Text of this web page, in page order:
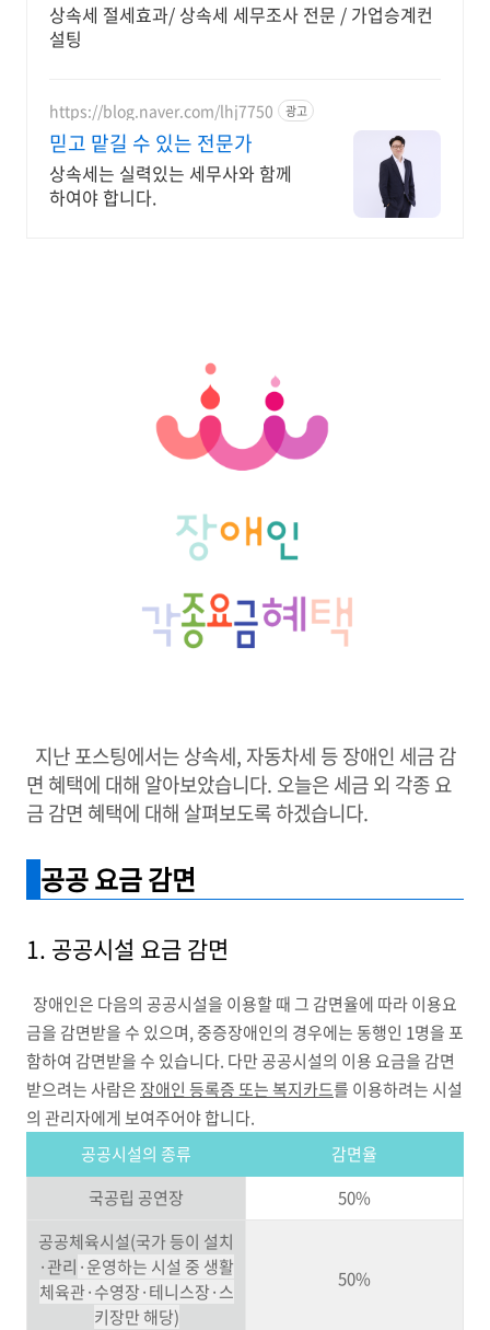
상속세 절세효과/ 상속세 세무조사 전문 / 가업승계컨
설팅
https://blog.naver.com/lhj7750 광고
믿고 맡길 수 있는 전문가
상속세는 실력있는 세무사와 함께
하여야 합니다.
지난 포스팅에서는 상속세, 자동차세 등 장애인 세금 감
면 혜택에 대해 알아보았습니다. 오늘은 세금 외 각종 요
금 감면 혜택에 대해 살펴보도록 하겠습니다.
공공 요금 감면
1. 공공시설 요금 감면
장애인은 다음의 공공시설을 이용할 때 그 감면율에 따라 이용요
금을 감면받을 수 있으며, 중증장애인의 경우에는 동행인 1명을 포
함하여 감면받을 수 있습니다. 다만 공공시설의 이용 요금을 감면
받으려는 사람은 장애인 등록증 또는 복지카드를 이용하려는 시설
의 관리자에게 보여주어야 합니다.
공공시설의 종류
감면율
국공립 공연장
50%
공공체육시설(국가 등이 설치
·관리 ·운영하는 시설 중 생활
체육관·수영장·테니스장·스
키장만 해당)
50%